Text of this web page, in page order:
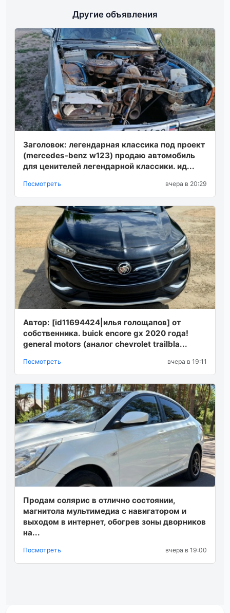
Другие объявления
Заголовок: легендарная классика под проект
(mercedes-benz w123) продаю автомобиль
для ценителей легендарной классики. ид...
Посмотреть вчера в 20:29
Автор: [id11694424|илья голощапов] от
собственника. buick encore gx 2020 года!
general motors (аналог chevrolet trailbla...
Посмотреть вчера в 19:11
Продам солярис в отлично состоянии,
магнитола мультимедиа с навигатором и
выходом в интернет, обогрев зоны дворников
на...
Посмотреть вчера в 19:00